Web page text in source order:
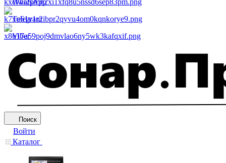
WhatsApp
Telegram
Viber
Поиск
Войти
Каталог